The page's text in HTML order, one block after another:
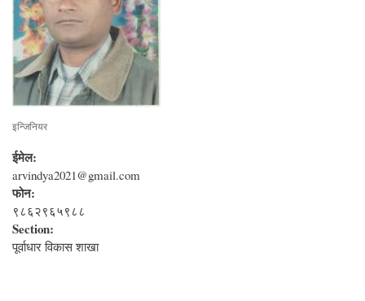
इन्जिनियर
ईमेल:
arvindya2021@gmail.com
फोन:
९८६२९६५९८८
Section:
पूर्वाधार विकास शाखा